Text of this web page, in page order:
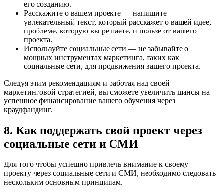
его созданию.
Расскажите о вашем проекте — напишите
увлекательный текст, который расскажет о вашей идее,
проблеме, которую вы решаете, и пользе от вашего
проекта.
Используйте социальные сети — не забывайте о
мощных инструментах маркетинга, таких как
социальные сети, для продвижения вашего проекта.
Следуя этим рекомендациям и работая над своей
маркетинговой стратегией, вы сможете увеличить шансы на
успешное финансирование вашего обучения через
краудфандинг.
8. Как поддержать свой проект через
социальные сети и СМИ
Для того чтобы успешно привлечь внимание к своему
проекту через социальные сети и СМИ, необходимо следовать
нескольким основным принципам.